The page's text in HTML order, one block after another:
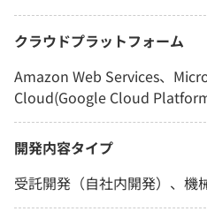
クラウドプラットフォーム
Amazon Web Services、
Cloud(Google Cloud
開発内容タイプ
受託開発（自社内開発）、機